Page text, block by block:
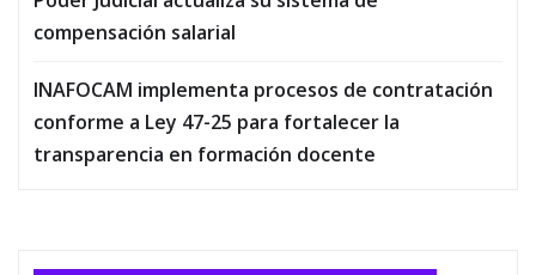
compensación salarial
INAFOCAM implementa procesos de contratación
conforme a Ley 47-25 para fortalecer la
transparencia en formación docente